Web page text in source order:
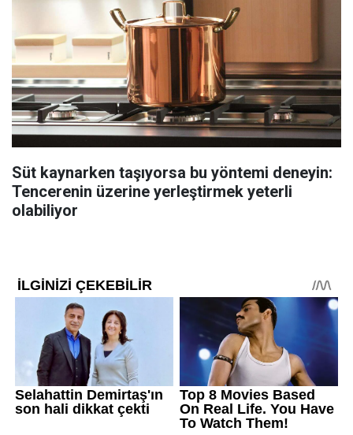
Süt kaynarken taşıyorsa bu yöntemi deneyin:
Tencerenin üzerine yerleştirmek yeterli
olabiliyor